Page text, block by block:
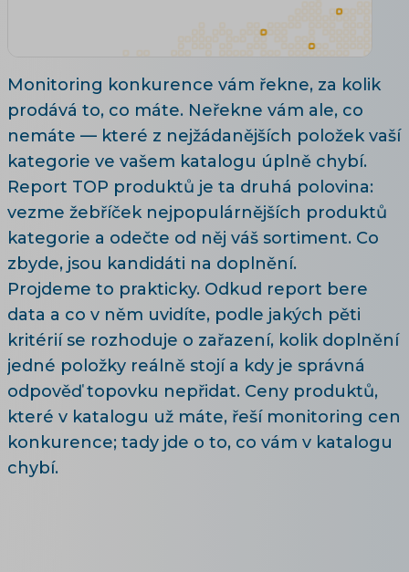
Monitoring konkurence vám řekne, za kolik
prodává to, co máte. Neřekne vám ale, co
nemáte — které z nejžádanějších položek vaší
kategorie ve vašem katalogu úplně chybí.
Report TOP produktů je ta druhá polovina:
vezme žebříček nejpopulárnějších produktů
kategorie a odečte od něj váš sortiment. Co
zbyde, jsou kandidáti na doplnění.
Projdeme to prakticky. Odkud report bere
data a co v něm uvidíte, podle jakých pěti
kritérií se rozhoduje o zařazení, kolik doplnění
jedné položky reálně stojí a kdy je správná
odpověď topovku nepřidat. Ceny produktů,
které v katalogu už máte, řeší monitoring cen
konkurence; tady jde o to, co vám v katalogu
chybí.